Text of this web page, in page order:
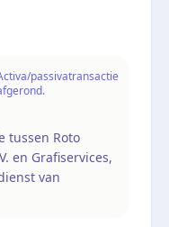
passivatransactie
tussen Roto
en Grafiservices,
van